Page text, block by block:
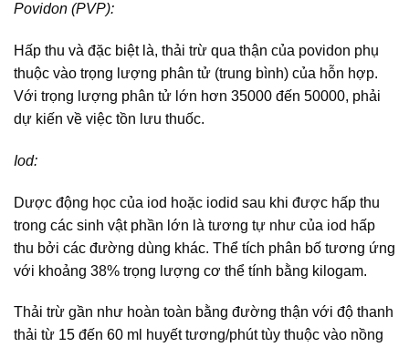
Povidon (PVP):
Hấp thu và đặc biệt là, thải trừ qua thận của povidon phụ
thuộc vào trọng lượng phân tử (trung bình) của hỗn hợp.
Với trọng lượng phân tử lớn hơn 35000 đến 50000, phải
dự kiến về việc tồn lưu thuốc.
Iod:
Dược động học của iod hoặc iodid sau khi được hấp thu
trong các sinh vật phần lớn là tương tự như của iod hấp
thu bởi các đường dùng khác. Thể tích phân bố tương ứng
với khoảng 38% trọng lượng cơ thể tính bằng kilogam.
Thải trừ gần như hoàn toàn bằng đường thận với độ thanh
thải từ 15 đến 60 ml huyết tương/phút tùy thuộc vào nồng